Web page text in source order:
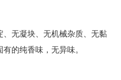
无凝块、无机械杂质、无黏
的纯香味，无异味。